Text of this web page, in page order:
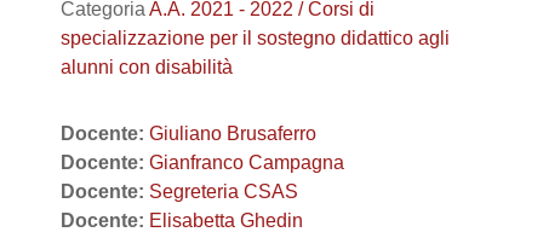
Categoria A.A. 2021 - 2022 / Corsi di
specializzazione per il sostegno didattico agli
alunni con disabilità
Docente: Giuliano Brusaferro
Docente: Gianfranco Campagna
Docente: Segreteria CSAS
Docente: Elisabetta Ghedin